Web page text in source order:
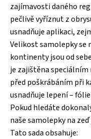
zajímavosti daného
pečlivě vyříznut z
usnadňuje aplikaci,
Velikost samolepky se
kontinenty jsou od
je zajištěna
před poškrábáním při
usnadňuje lepení –
Pokud hledáte
naše samolepky na
Tato sada obsahuje: